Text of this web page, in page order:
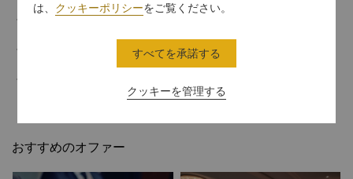
14日前までのご予約で10%割引です
15 ~ 20日前に予約すると15%割引になります
おすすめのオファー
は、 クッキーポリシーをご覧ください。
クッキーを管理する
すべてを承諾する